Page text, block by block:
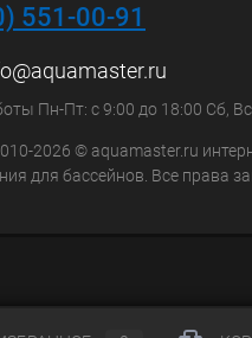
551-00-91
Пн-Пт: с 9:00 до 18:00 Сб,
2026 © aquamaster.ru
для бассейнов. Все права